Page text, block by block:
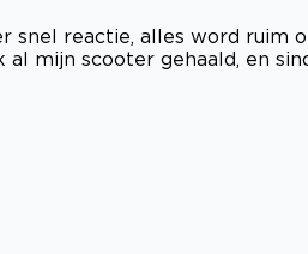
snel reactie, alles word ruim
mijn scooter gehaald, en